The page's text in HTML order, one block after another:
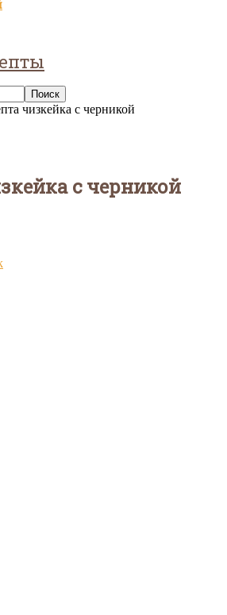
чизкейка с черникой
с черникой